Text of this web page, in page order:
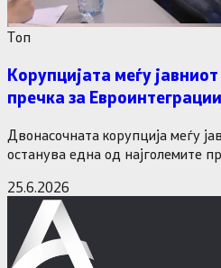
Tоп
Корупцијата меѓу
пречка за
Двонасочната корупција меѓу
останува една од најголемите
25.6.2026